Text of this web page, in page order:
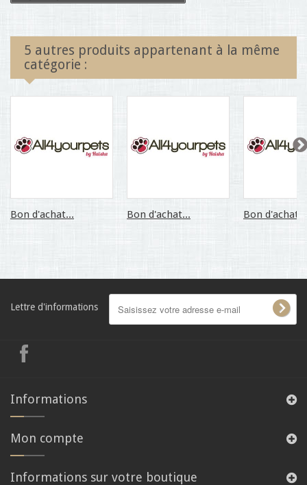
5 autres produits appartenant à la même
catégorie :
Bon d'achat... Bon d'achat... Bon d'achat...
Lettre d'informations
Informations
Mon compte
Informations sur votre boutique